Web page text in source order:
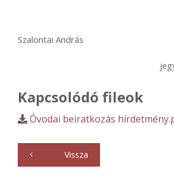
Szalontai András
Kapcsolódó fileok
Óvodai beiratkozás
Vissza